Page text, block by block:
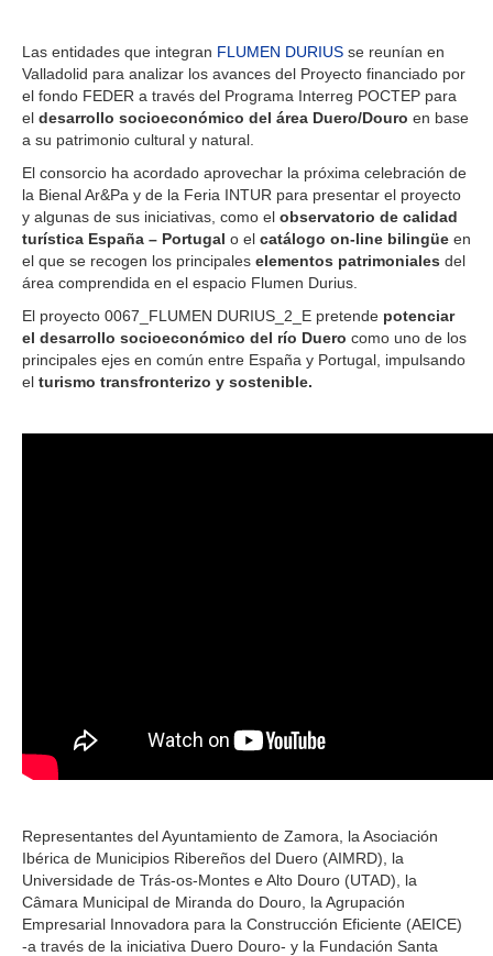
Las entidades que integran FLUMEN DURIUS se reunían en
Valladolid para analizar los avances del Proyecto financiado por
el fondo FEDER a través del Programa Interreg POCTEP para
el desarrollo socioeconómico del área Duero/Douro en base
a su patrimonio cultural y natural.
El consorcio ha acordado aprovechar la próxima celebración de
la Bienal Ar&Pa y de la Feria INTUR para presentar el proyecto
y algunas de sus iniciativas, como el observatorio de calidad
turística España – Portugal o el catálogo on-line bilingüe en
el que se recogen los principales elementos patrimoniales del
área comprendida en el espacio Flumen Durius.
El proyecto 0067_FLUMEN DURIUS_2_E pretende potenciar
el desarrollo socioeconómico del río Duero como uno de los
principales ejes en común entre España y Portugal, impulsando
el turismo transfronterizo y sostenible.
Representantes del Ayuntamiento de Zamora, la Asociación
Ibérica de Municipios Ribereños del Duero (AIMRD), la
Universidade de Trás-os-Montes e Alto Douro (UTAD), la
Câmara Municipal de Miranda do Douro, la Agrupación
Empresarial Innovadora para la Construcción Eficiente (AEICE)
-a través de la iniciativa Duero Douro- y la Fundación Santa